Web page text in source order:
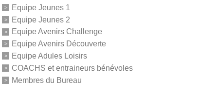
Equipe Jeunes 1
Equipe Jeunes 2
Equipe Avenirs Challenge
Equipe Avenirs Découverte
Equipe Adules Loisirs
COACHS et entraineurs bénévoles
Membres du Bureau